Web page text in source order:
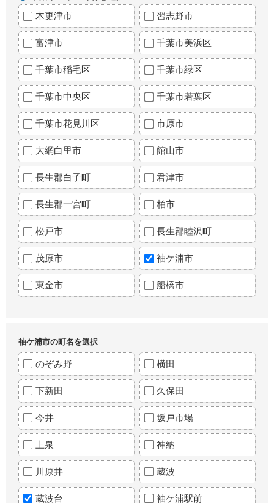
木更津市 習志野市
富津市 千葉市美浜区
千葉市稲毛区 千葉市緑区
千葉市中央区 千葉市若葉区
千葉市花見川区 市原市
大網白里市 館山市
長生郡白子町 君津市
長生郡一宮町 柏市
松戸市 長生郡睦沢町
茂原市 袖ケ浦市
東金市 船橋市
袖ケ浦市の町名を選択
のぞみ野 横田
下新田 久保田
今井 坂戸市場
上泉 神納
川原井 蔵波
蔵波台 袖ケ浦駅前